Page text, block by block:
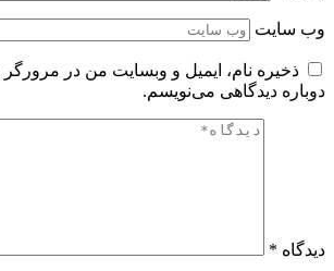
وب‌ سایت
ذخیره نام، ایمیل و وبسایت من در مرورگر
دوباره دیدگاهی می‌نویسم.
دیدگاه *